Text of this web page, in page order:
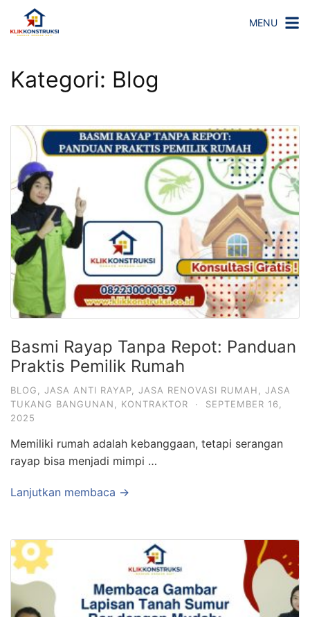
Langsung
MENU
Kategori: Blog
Basmi Rayap Tanpa Repot: Panduan
Praktis Pemilik Rumah
BLOG, JASA ANTI RAYAP, JASA RENOVASI RUMAH, JASA
TUKANG BANGUNAN, KONTRAKTOR ·
SEPTEMBER 16,
2025
Memiliki rumah adalah kebanggaan, tetapi serangan
rayap bisa menjadi mimpi …
Lanjutkan membaca →